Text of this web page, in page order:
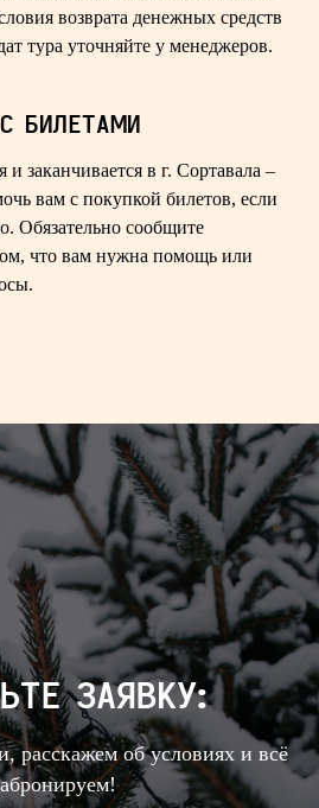
возврата денежных средств
тура уточняйте у менеджеров.
БИЛЕТАМИ
и заканчивается в г. Сортавала –
вам с покупкой билетов, если
Обязательно сообщите
что вам нужна помощь или
ЗАЯВКУ:
расскажем об условиях и всё